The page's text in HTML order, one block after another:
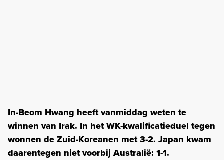
In-Beom Hwang heeft vanmiddag weten te
winnen van Irak. In het WK-kwalificatieduel tegen
wonnen de Zuid-Koreanen met 3-2. Japan kwam
daarentegen niet voorbij Australië: 1-1.